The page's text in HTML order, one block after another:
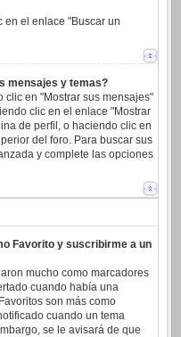
en el enlace "Buscar un
mensajes y temas?
clic en "Mostrar sus mensajes"
clic en el enlace "Mostrar
de perfil, o haciendo clic en
del foro. Para buscar sus
y complete las opciones
Favorito y suscribirme a un
mucho como marcadores
cuando había una
son más como
cuando un tema
se le avisará de que